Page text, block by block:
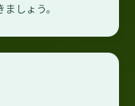
しょう。